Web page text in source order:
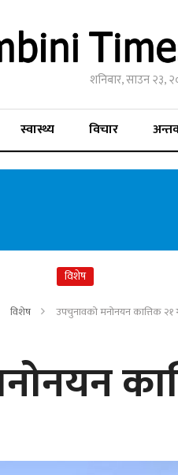
शनिबार, साउन २३,
स्वास्थ्य विचार
विशेष
विशेष उपचुनावको मनोनयन कात्तिक २१